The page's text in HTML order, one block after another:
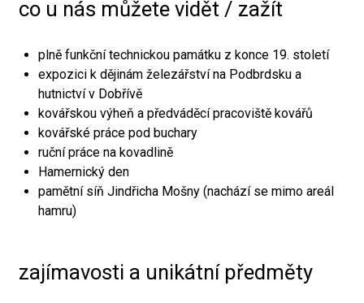
co u nás můžete vidět / zažít
plně funkční technickou památku z konce 19. století
expozici k dějinám železářství na Podbrdsku a
hutnictví v Dobřívě
kovářskou výheň a předváděcí pracoviště kovářů
kovářské práce pod buchary
ruční práce na kovadlině
Hamernický den
pamětní síň Jindřicha Mošny (nachází se mimo areál
hamru)
zajímavosti a unikátní předměty